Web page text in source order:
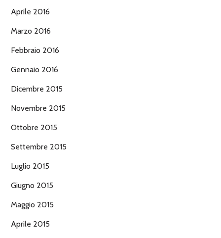
Aprile 2016
Marzo 2016
Febbraio 2016
Gennaio 2016
Dicembre 2015
Novembre 2015
Ottobre 2015
Settembre 2015
Luglio 2015
Giugno 2015
Maggio 2015
Aprile 2015